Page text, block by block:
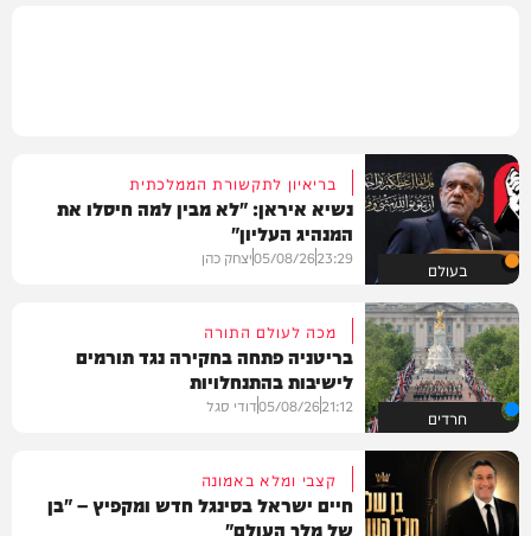
בעולם
בריאיון לתקשורת הממלכתית
נשיא איראן: "לא מבין למה חיסלו את
המנהיג העליון"
23:29
05/08/26יצחק כהן
חרדים
מכה לעולם התורה
בריטניה פתחה בחקירה נגד תורמים
לישיבות בהתנחלויות
21:12
05/08/26דודי סגל
קצבי ומלא באמונה
חיים ישראל בסינגל חדש ומקפיץ – "בן
של מלך העולם"